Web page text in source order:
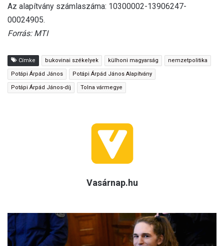
Az alapítvány számlaszáma: 10300002-13906247-
00024905.
Forrás: MTI
Címke bukovinai székelyek külhoni magyarság nemzetpolitika
Potápi Árpád János Potápi Árpád János Alapítvány
Potápi Árpád János-díj Tolna vármegye
Vasárnap.hu